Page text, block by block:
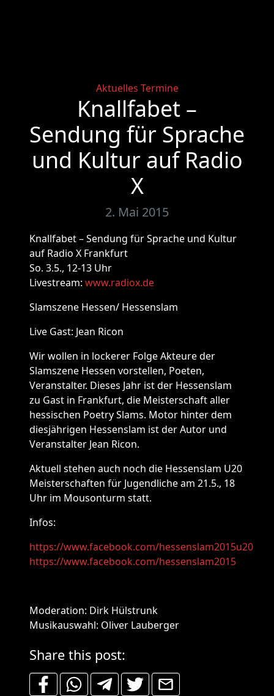
Categories
Aktuelles Termine
Knallfabet –
Sendung für Sprache
und Kultur auf Radio
X
2. Mai 2015
Knallfabet – Sendung für Sprache und Kultur
auf Radio X Frankfurt
So. 3.5., 12-13 Uhr
Livestream: www.radiox.de
Slamszene Hessen/ Hessenslam
Live Gast: Jean Ricon
Wir wollen in lockerer Folge Akteure der
Slamszene Hessen vorstellen, Poeten,
Veranstalter. Dieses Jahr ist der Hessenslam
zu Gast in Frankfurt, die Meisterschaft aller
hessischen Poetry Slams. Motor hinter dem
diesjährigen Hessenslam ist der Autor und
Veranstalter Jean Ricon.
Aktuell stehen auch noch die Hessenslam U20
Meisterschaften für Jugendliche am 21.5., 18
Uhr im Mousonturm statt.
Infos:
https://www.facebook.com/hessenslam2015u20
https://www.facebook.com/hessenslam2015
Moderation: Dirk Hülstrunk
Musikauswahl: Oliver Lauberger
Share this post: